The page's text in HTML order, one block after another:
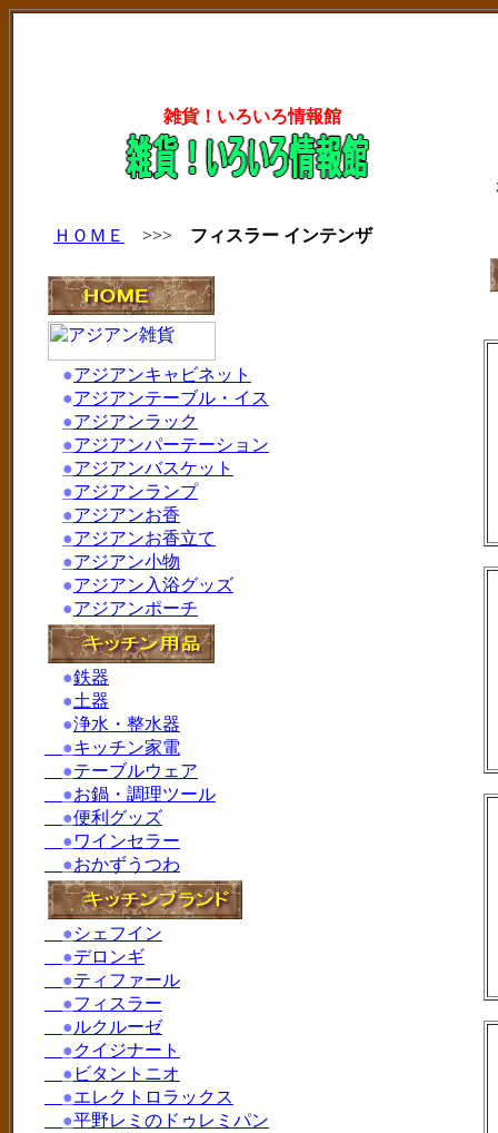
雑貨！いろいろ情報館
ＨＯＭＥ >>> フィスラー インテンザ
●アジアンキャビネット
●アジアンテーブル・イス
●アジアンラック
●アジアンパーテーション
●アジアンバスケット
●アジアンランプ
●アジアンお香
●アジアンお香立て
●アジアン小物
●アジアン入浴グッズ
●アジアンポーチ
●鉄器
●土器
●浄水・整水器
●キッチン家電
●テーブルウェア
●お鍋・調理ツール
●便利グッズ
●ワインセラー
●おかずうつわ
●シェフイン
●デロンギ
●ティファール
●フィスラー
●ルクルーゼ
●クイジナート
● ビタントニオ
●エレクトロラックス
●平野レミのドゥレミパン